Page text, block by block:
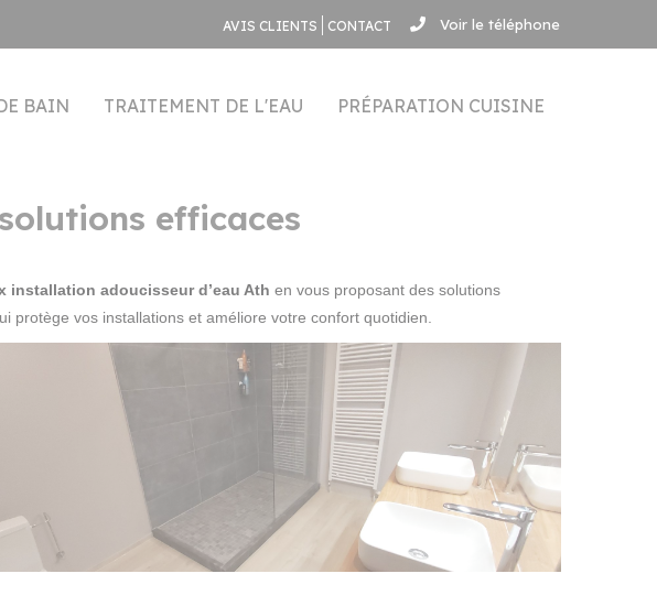
Voir le téléphone
AVIS CLIENTS CONTACT
BAIN TRAITEMENT DE L'EAU PRÉPARATION CUISINE
efficaces
installation adoucisseur d’eau Ath en vous proposant des solutions
protège vos installations et améliore votre confort quotidien.